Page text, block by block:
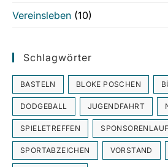
Vereinsleben (10)
Schlagwörter
BASTELN BLOKE POSCHEN
DODGEBALL JUGENDFAHRT
SPIELETREFFEN SPONSORENLAUF
SPORTABZEICHEN VORSTAND